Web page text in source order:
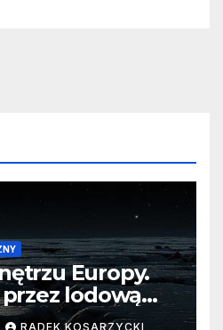
Europy.
lodową
RADEK KOSARZYCKI